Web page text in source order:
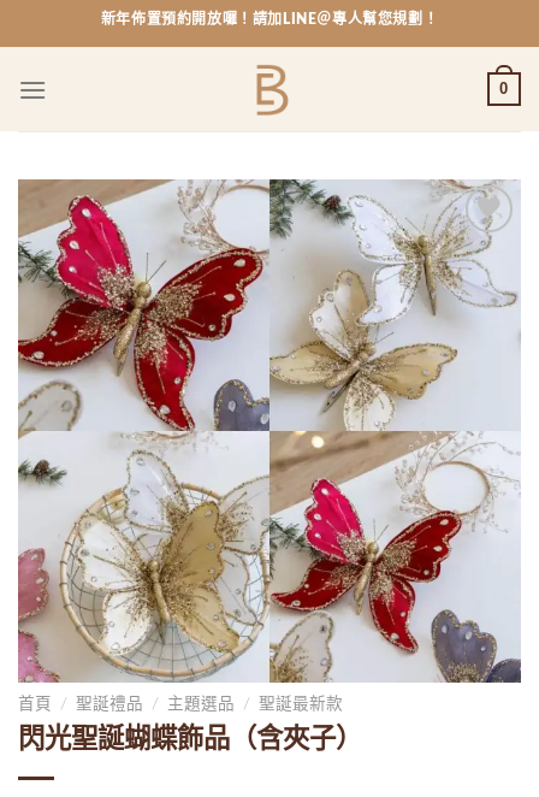
to
新年佈置預約開放囉！請加LINE＠專人幫您規劃！
0
Add to
wishlist
首頁 / 聖誕禮品 / 主題選品 / 聖誕最新款
閃光聖誕蝴蝶飾品（含夾子）